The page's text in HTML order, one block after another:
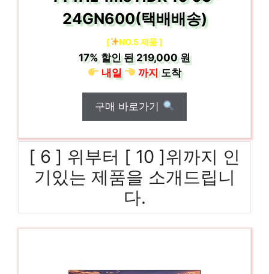
24GN600(택배배송)
[ NO.5 제품 ]
17% 할인 된219,000 원
내일
까지도착
구매 바로가기
[ 6 ] 위부터 [ 10 ]위까지 인
기있는 제품을 소개드립니
다.